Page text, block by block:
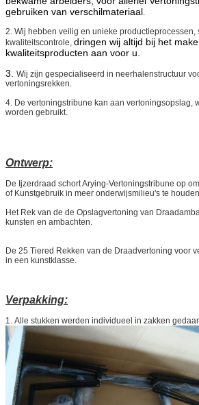
gebruiken van verschilmateriaal.
2. Wij hebben veilig en unieke productieprocessen,
kwaliteitscontrole, dringen wij altijd bij het
kwaliteitsproducten aan voor u.
3. Wij zijn gespecialiseerd in neerhalenstructuur
vertoningsrekken.
4. De vertoningstribune kan aan vertoningsopslag,
worden gebruikt.
Ontwerp:
De Ijzerdraad schort Arying-Vertoningstribune op
of Kunstgebruik in meer onderwijsmilieu's te
Het Rek van de de Opslagvertoning van
kunsten en ambachten.
De 25 Tiered Rekken van de Draadvertoning voor
in een kunstklasse.
Verpakking:
1. Alle stukken werden individueel in zakken